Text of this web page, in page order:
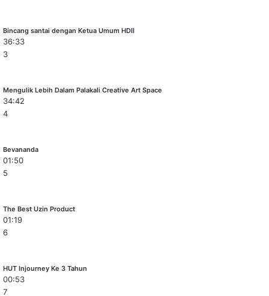
Bincang santai dengan Ketua Umum HDII
36:33
3
Mengulik Lebih Dalam Palakali Creative Art Space
34:42
4
Bevananda
01:50
5
The Best Uzin Product
01:19
6
HUT Injourney Ke 3 Tahun
00:53
7